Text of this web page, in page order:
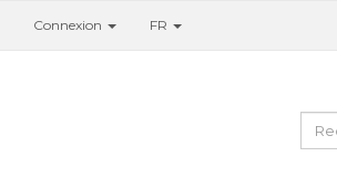
Connexion FR